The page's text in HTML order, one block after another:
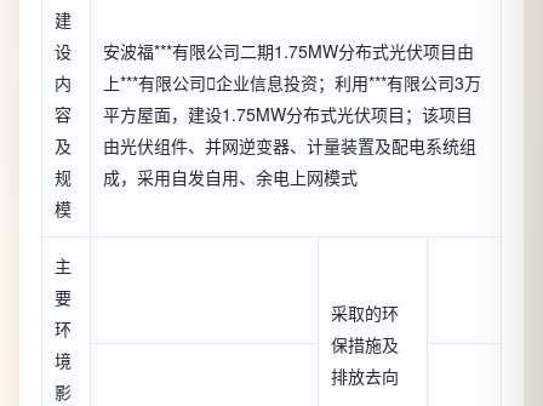
建
设
内
容
及
规
模
安波福***有限公司二期1.75MW分布式光伏项目由
上***有限公司企业信息投资；利用***有限公司3万
平方屋面，建设1.75MW分布式光伏项目；该项目
由光伏组件、并网逆变器、计量装置及配电系统组
成，采用自发自用、余电上网模式
主
要
环
境
影
采取的环
保措施及
排放去向